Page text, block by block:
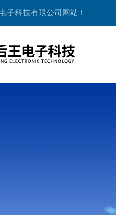
子科技有限公司网站！